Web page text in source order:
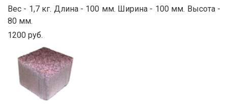
Вес - 1,7 кг. Длина - 100 мм. Ширина - 100 мм. Высота -
80 мм.
1200 руб.